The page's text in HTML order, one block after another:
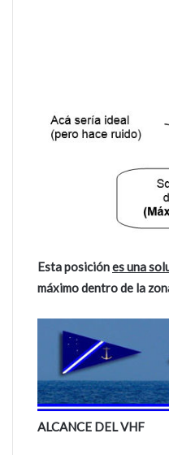
Esta posiciónes una
máximo dentro de la
ALCANCE DEL VHF